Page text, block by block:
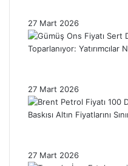
27 Mart 2026
27 Mart 2026
27 Mart 2026